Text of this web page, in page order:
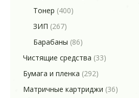
Тонер (400)
ЗИП (267)
Барабаны (86)
Чистящие средства (33)
Бумага и пленка (292)
Матричные картриджи (36)